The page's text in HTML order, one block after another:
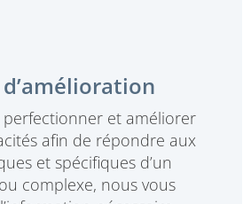
perfectionner et améliorer
afin de répondre aux
et spécifiques d’un
complexe, nous vous